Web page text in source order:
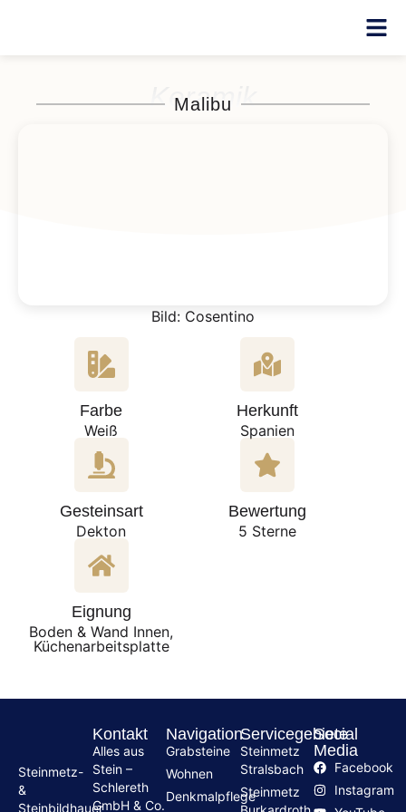
Keramik
Malibu
Bild: Cosentino
Farbe
Weiß
Herkunft
Spanien
Gesteinsart
Dekton
Bewertung
5 Sterne
Eignung
Boden & Wand Innen,
Küchenarbeitsplatte
Steinmetz-
&
Steinbildhauer
Kontakt
Alles aus
Stein –
Schlereth
GmbH & Co.
Navigation
Grabsteine
Wohnen
Denkmalpflege
Servicegebiete
Steinmetz
Stralsbach
Steinmetz
Social
Media
Facebook
Instagram